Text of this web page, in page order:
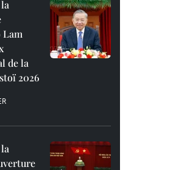
de la
2026